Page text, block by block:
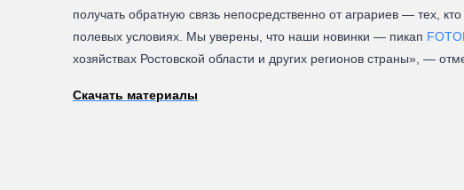
получать обратную связь непосредственно от аграриев — тех,
полевых условиях. Мы уверены, что наши новинки — пикап
хозяйствах Ростовской области и других регионов страны», —
Скачать материалы